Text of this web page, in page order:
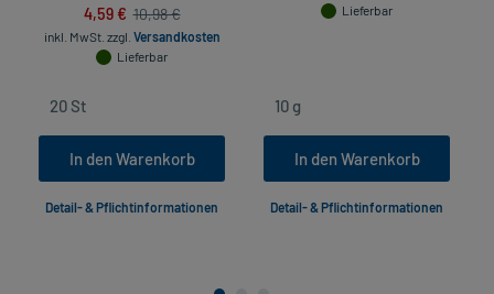
4,59 € 10,98 €
inkl. MwSt. zzgl. Versandkosten
Lieferbar
In den Warenkorb
Detail- & Pflichtinformationen
Lieferbar
In den Warenkorb
Detail- & Pflichtinformationen